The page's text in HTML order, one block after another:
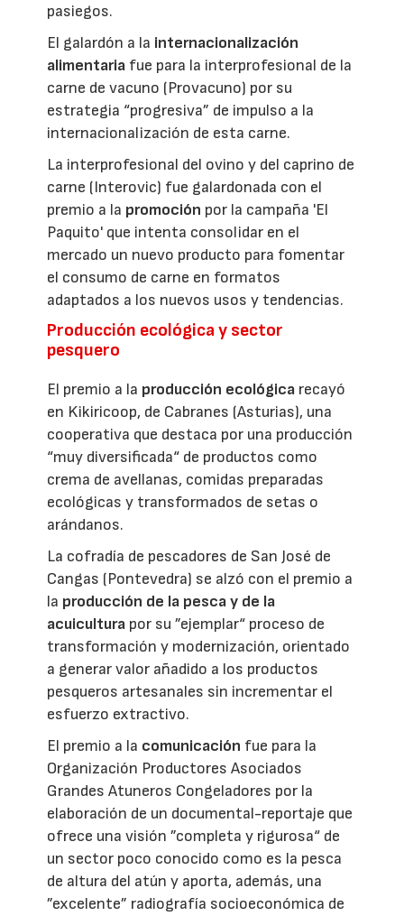
pasiegos.
El galardón a la internacionalización
alimentaria fue para la interprofesional de la
carne de vacuno (Provacuno) por su
estrategia “progresiva” de impulso a la
internacionalización de esta carne.
La interprofesional del ovino y del caprino de
carne (Interovic) fue galardonada con el
premio a la promoción por la campaña 'El
Paquito' que intenta consolidar en el
mercado un nuevo producto para fomentar
el consumo de carne en formatos
adaptados a los nuevos usos y tendencias.
Producción ecológica y sector
pesquero
El premio a la producción ecológica recayó
en Kikiricoop, de Cabranes (Asturias), una
cooperativa que destaca por una producción
“muy diversificada“ de productos como
crema de avellanas, comidas preparadas
ecológicas y transformados de setas o
arándanos.
La cofradía de pescadores de San José de
Cangas (Pontevedra) se alzó con el premio a
la producción de la pesca y de la
acuicultura por su ”ejemplar“ proceso de
transformación y modernización, orientado
a generar valor añadido a los productos
pesqueros artesanales sin incrementar el
esfuerzo extractivo.
El premio a la comunicación fue para la
Organización Productores Asociados
Grandes Atuneros Congeladores por la
elaboración de un documental-reportaje que
ofrece una visión ”completa y rigurosa“ de
un sector poco conocido como es la pesca
de altura del atún y aporta, además, una
”excelente” radiografía socioeconómica de